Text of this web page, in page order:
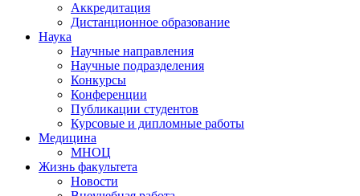
Аккредитация
Дистанционное образование
Наука
Научные направления
Научные подразделения
Конкурсы
Конференции
Публикации студентов
Курсовые и дипломные работы
Медицина
МНОЦ
Жизнь факультета
Новости